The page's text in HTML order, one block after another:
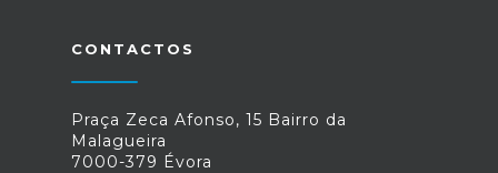
CONTACTOS
Praça Zeca Afonso, 15 Bairro da
Malagueira
7000-379 Évora